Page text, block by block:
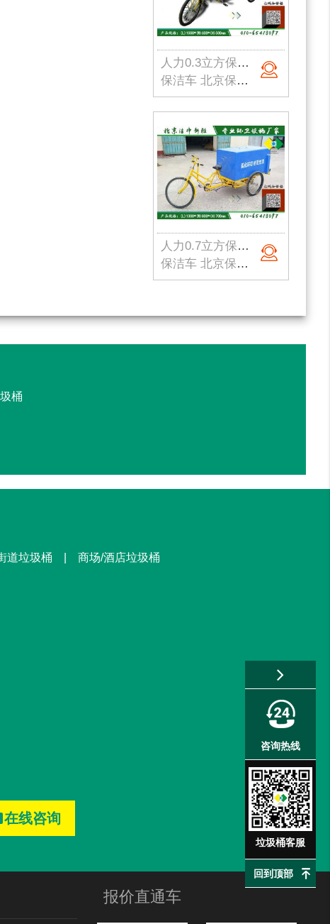
人力0.3立方保洁车004
保洁车 北京保洁车 北京保洁车厂家 人力保洁车 手推保洁车 电动保洁车
人力0.7立方保洁车005
保洁车 北京保洁车 北京保洁车厂家 人力保洁车 手推保洁车 电动保洁车
桶
垃圾桶 | 商场/酒店垃圾桶
在线咨询
报价直通车
咨询热线
垃圾桶客服
回到顶部